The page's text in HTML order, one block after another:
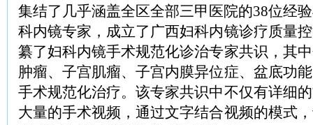
集结了几乎涵盖全区全部三甲医院的38位经
科内镜专家，成立了广西妇科内镜诊疗质量
纂了妇科内镜手术规范化诊治专家共识，其
肿瘤、子宫肌瘤、子宫内膜异位症、盆底功
手术规范化治疗。该专家共识中不仅有详细
大量的手术视频，通过文字结合视频的模式